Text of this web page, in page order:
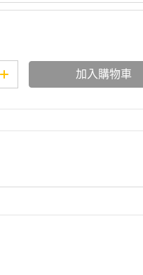
加入購物車